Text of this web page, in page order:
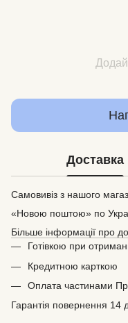
Доставка
Самовивіз з нашого
«Новою поштою» по
Більше інформації про
Готівкою при
Кредитною карткою
Оплата частинами
Гарантія повернення 14